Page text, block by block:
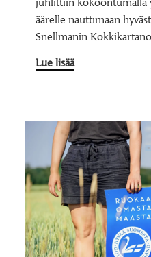
äärelle nauttimaan
Snellmanin
Lue lisää